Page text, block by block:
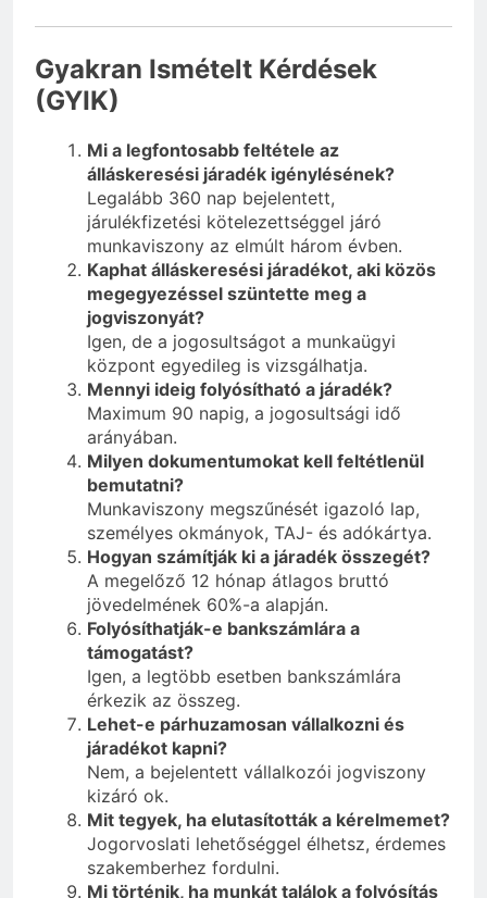
Gyakran Ismételt Kérdések
(GYIK)
Mi a legfontosabb feltétele az
álláskeresési járadék igénylésének?
Legalább 360 nap bejelentett,
járulékfizetési kötelezettséggel járó
munkaviszony az elmúlt három évben.
Kaphat álláskeresési járadékot, aki közös
megegyezéssel szüntette meg a
jogviszonyát?
Igen, de a jogosultságot a munkaügyi
központ egyedileg is vizsgálhatja.
Mennyi ideig folyósítható a járadék?
Maximum 90 napig, a jogosultsági idő
arányában.
Milyen dokumentumokat kell feltétlenül
bemutatni?
Munkaviszony megszűnését igazoló lap,
személyes okmányok, TAJ- és adókártya.
Hogyan számítják ki a járadék összegét?
A megelőző 12 hónap átlagos bruttó
jövedelmének 60%-a alapján.
Folyósíthatják-e bankszámlára a
támogatást?
Igen, a legtöbb esetben bankszámlára
érkezik az összeg.
Lehet-e párhuzamosan vállalkozni és
járadékot kapni?
Nem, a bejelentett vállalkozói jogviszony
kizáró ok.
Mit tegyek, ha elutasították a kérelmemet?
Jogorvoslati lehetőséggel élhetsz, érdemes
szakemberhez fordulni.
Mi történik, ha munkát találok a folyósítás